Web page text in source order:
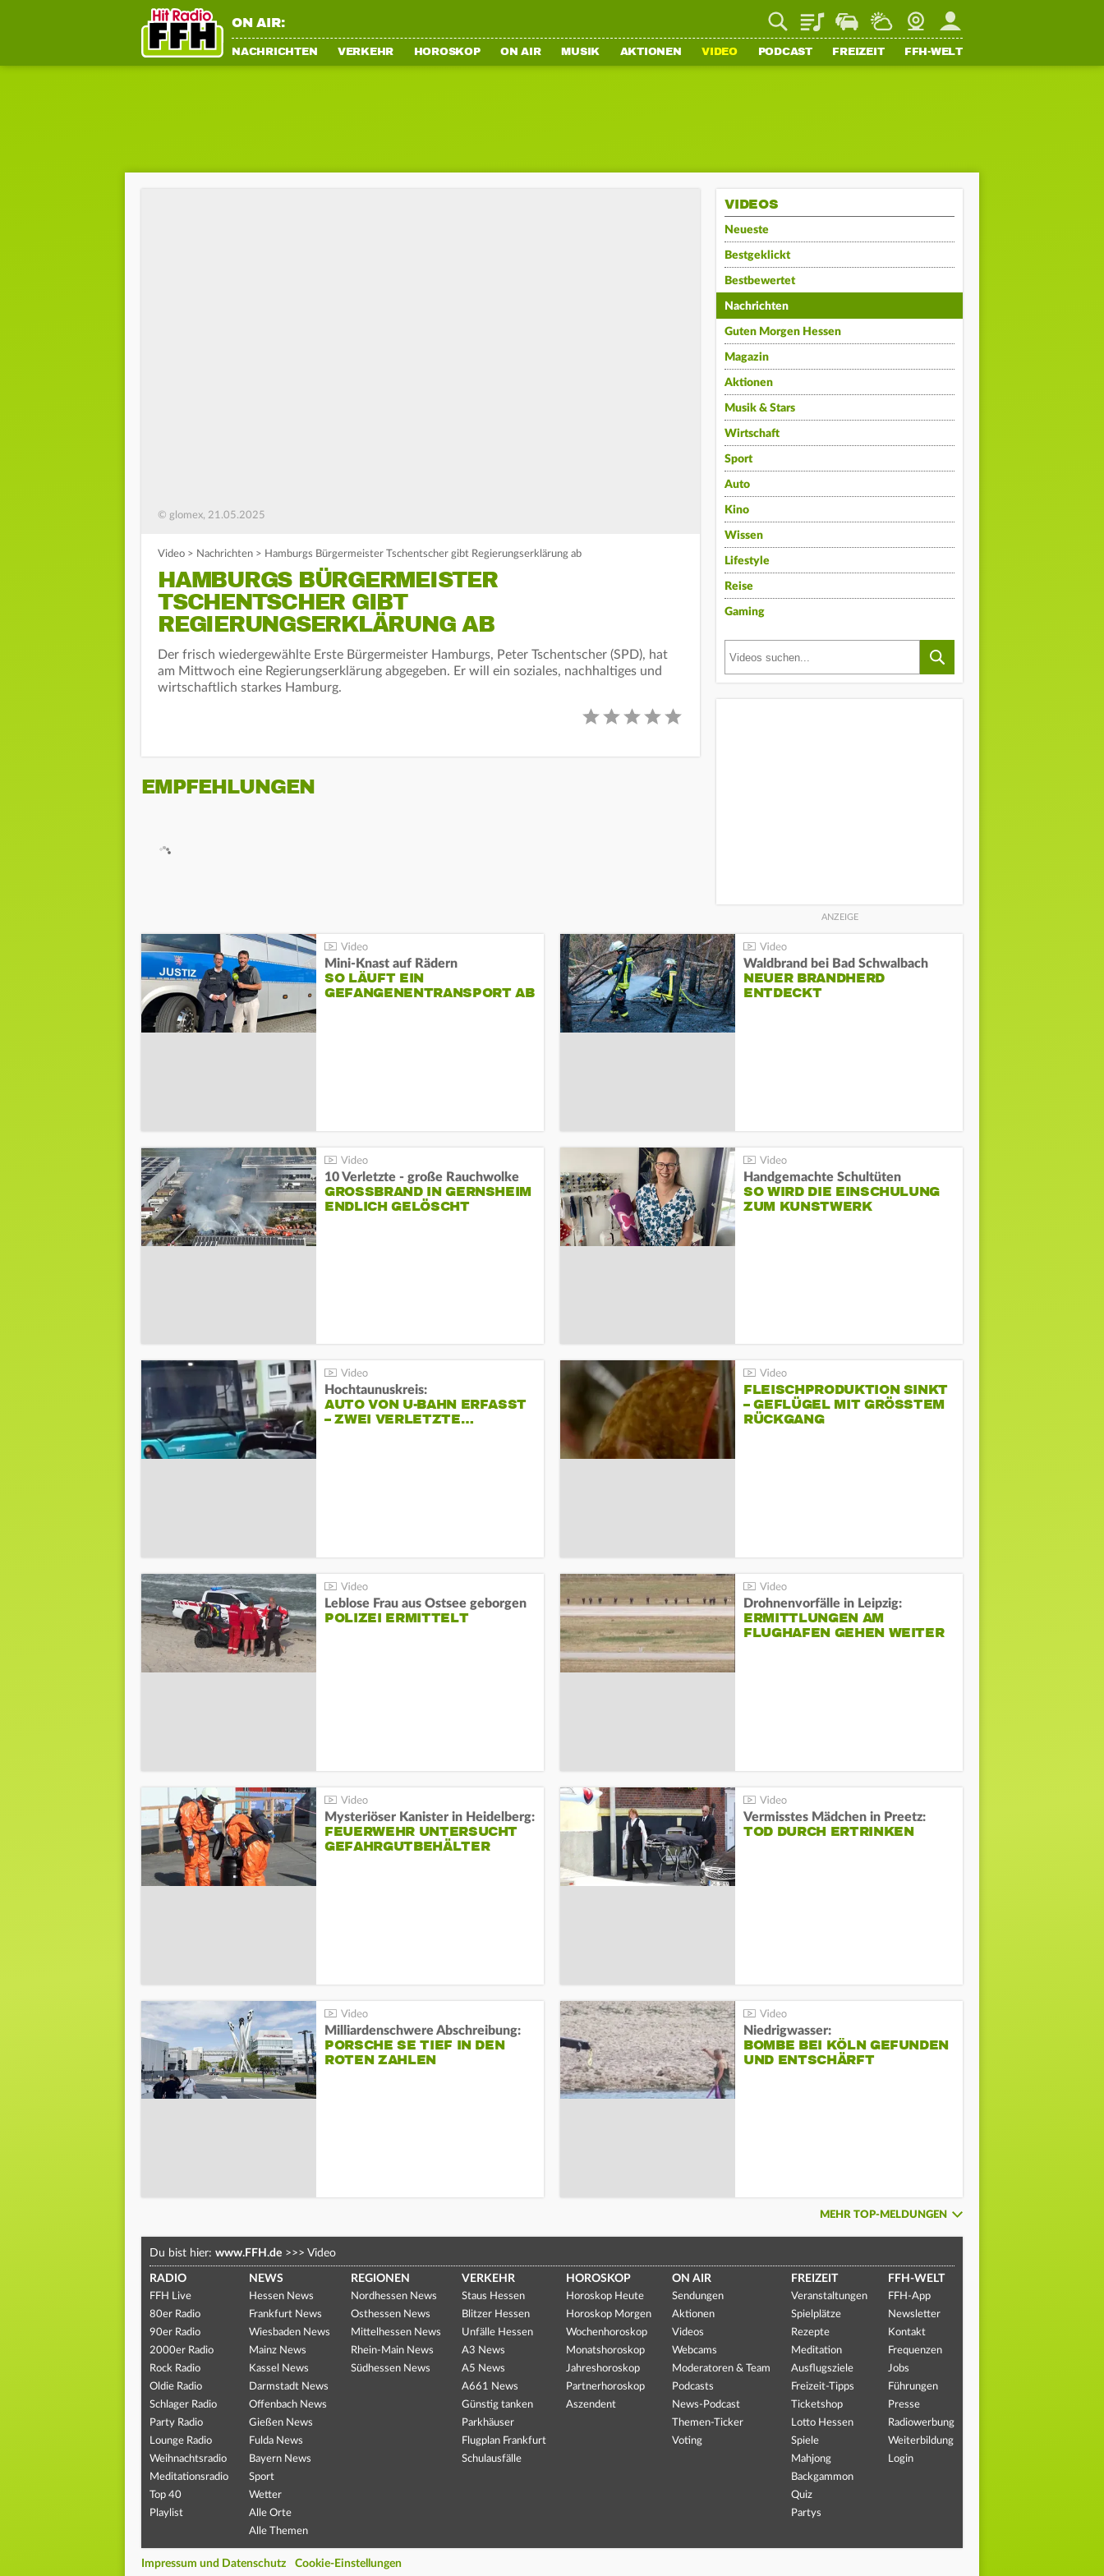
ON AIR: PlaylistStaupilotWetterWebcamMein FFH
NACHRICHTEN VERKEHR HOROSKOP ON AIR MUSIK AKTIONEN VIDEO PODCAST FREIZEIT FFH-WELT
© glomex, 21.05.2025
Video > Nachrichten > Hamburgs Bürgermeister Tschentscher gibt Regierungserklärung ab
HAMBURGS BÜRGERMEISTER
TSCHENTSCHER GIBT
REGIERUNGSERKLÄRUNG AB
Der frisch wiedergewählte Erste Bürgermeister Hamburgs, Peter Tschentscher (SPD), hat
am Mittwoch eine Regierungserklärung abgegeben. Er will ein soziales, nachhaltiges und
wirtschaftlich starkes Hamburg.
EMPFEHLUNGEN
VIDEOS
Neueste
Bestgeklickt
Bestbewertet
Nachrichten
Guten Morgen Hessen
Magazin
Aktionen
Musik & Stars
Wirtschaft
Sport
Auto
Kino
Wissen
Lifestyle
Reise
Gaming
Mini-Knast auf Rädern
SO LÄUFT EIN
GEFANGENENTRANSPORT AB
Waldbrand bei Bad Schwalbach
NEUER BRANDHERD
ENTDECKT
10 Verletzte - große Rauchwolke
GROSSBRAND IN GERNSHEIM E
NDLICH GELÖSCHT
Handgemachte Schultüten
SO WIRD DIE EINSCHULUNG
ZUM KUNSTWERK
Hochtaunuskreis:
AUTO VON U-BAHN ERFASST
– ZWEI VERLETZTE…
FLEISCHPRODUKTION SINKT
– GEFLÜGEL MIT GRÖSSTEM R
ÜCKGANG
Leblose Frau aus Ostsee geborgen
POLIZEI ERMITTELT
Drohnenvorfälle in Leipzig:
ERMITTLUNGEN AM
FLUGHAFEN GEHEN WEITER
Mysteriöser Kanister in Heidelberg:
FEUERWEHR UNTERSUCHT
GEFAHRGUTBEHÄLTER
Vermisstes Mädchen in Preetz:
TOD DURCH ERTRINKEN
Milliardenschwere Abschreibung:
PORSCHE SE TIEF IN DEN
ROTEN ZAHLEN
Niedrigwasser:
BOMBE BEI KÖLN GEFUNDEN
UND ENTSCHÄRFT
MEHR TOP-MELDUNGEN
Du bist hier: www.FFH.de >>> Video
RADIO
FFH Live
80er Radio
90er Radio
2000er Radio
Rock Radio
Oldie Radio
Schlager Radio
Party Radio
Lounge Radio
Weihnachtsradio
Meditationsradio
Top 40
Playlist
NEWS
Hessen News
Frankfurt News
Wiesbaden News
Mainz News
Kassel News
Darmstadt News
Offenbach News
Gießen News
Fulda News
Bayern News
Sport
Wetter
Alle Orte
Alle Themen
REGIONEN
Nordhessen News
Osthessen News
Mittelhessen News
Rhein-Main News
Südhessen News
VERKEHR
Staus Hessen
Blitzer Hessen
Unfälle Hessen
A3 News
A5 News
A661 News
Günstig tanken
Parkhäuser
Flugplan Frankfurt
Schulausfälle
HOROSKOP
Horoskop Heute
Horoskop Morgen
Wochenhoroskop
Monatshoroskop
Jahreshoroskop
Partnerhoroskop
Aszendent
ON AIR
Sendungen
Aktionen
Videos
Webcams
Moderatoren & Team
Podcasts
News-Podcast
Themen-Ticker
Voting
FREIZEIT
Veranstaltungen
Spielplätze
Rezepte
Meditation
Ausflugsziele
Freizeit-Tipps
Ticketshop
Lotto Hessen
Spiele
Mahjong
Backgammon
Quiz
Partys
FFH-WELT
FFH-App
Newsletter
Kontakt
Frequenzen
Jobs
Führungen
Presse
Radiowerbung
Weiterbildung
Login
Impressum und Datenschutz Cookie-Einstellungen